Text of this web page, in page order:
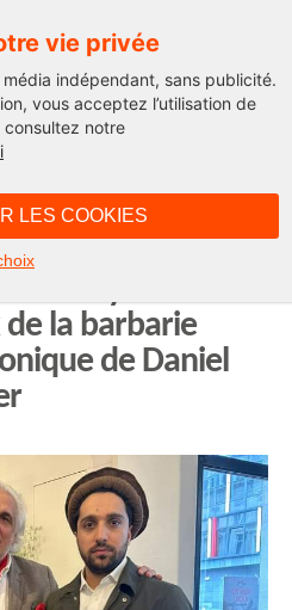
vie privée
indépendant, sans publicité.
vous acceptez l’utilisation de
consultez notre
LES COOKIES
Salvatore Schiffer
ans après la
la barbarie
de Daniel